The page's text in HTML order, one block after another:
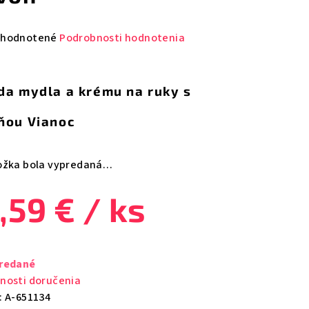
Podrobnosti hodnotenia
mydla a krému na ruky s
Vianoc
bola vypredaná…
€ / ks
doručenia
A-651134